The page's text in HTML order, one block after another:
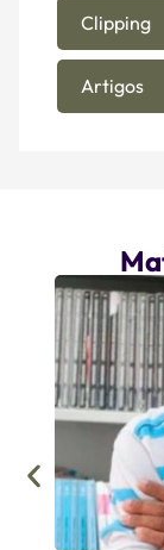
Clipping
Artigos